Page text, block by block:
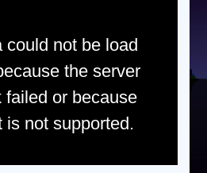
could not be load
the server
failed or because
is not supported.